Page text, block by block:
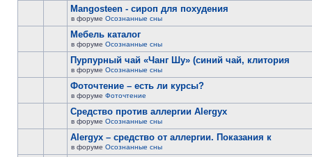
Mangosteen - сироп для похудения
в форуме Осознанные сны
Мебель каталог
в форуме Осознанные сны
Пурпурный чай «Чанг Шу» (синий чай, клитория
в форуме Осознанные сны
Фоточтение – есть ли курсы?
в форуме Фоточтение
Cредство против аллергии Alergyx
в форуме Осознанные сны
Alergyx – средство от аллергии. Показания к
в форуме Осознанные сны